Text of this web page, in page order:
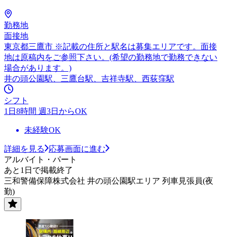
勤務地
面接地
東京都三鷹市 ※記載の住所と駅名は募集エリアです。面接
地は原稿内をご参照下さい。(希望の勤務地で勤務できない
場合があります。)
井の頭公園駅、三鷹台駅、吉祥寺駅、西荻窪駅
シフト
1日8時間 週3日からOK
未経験OK
詳細を見る
応募画面に進む
アルバイト・パート
あと1日で掲載終了
三和警備保障株式会社 井の頭公園駅エリア 列車見張員(夜
勤)